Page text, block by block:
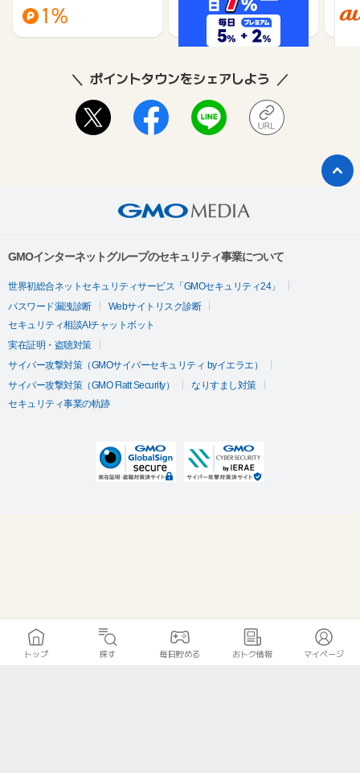
1% 1%
ポイントタウンをシェアしよう
GMOインターネットグループのセキュリティ事業について
世界初総合ネットセキュリティサービス「GMOセキュリティ24」
パスワード漏洩診断
Webサイトリスク診断
セキュリティ相談AIチャットボット
実在証明・盗聴対策
サイバー攻撃対策（GMOサイバーセキュリティ byイエラエ）
サイバー攻撃対策（GMO Flatt Security）
なりすまし対策
セキュリティ事業の軌跡
トップ 探す 毎日貯める おトク情報 マイページ